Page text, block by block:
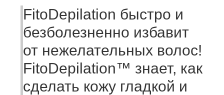
FitoDepilation быстро и
безболезненно избавит
от нежелательных волос!
FitoDepilation™ знает, как
сделать кожу гладкой и